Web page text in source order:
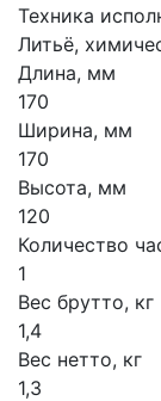
Техника
Литьё,
Длина, мм
170
Ширина, мм
170
Высота, мм
120
Количество
1
Вес брутто, кг
1,4
Вес нетто, кг
1,3